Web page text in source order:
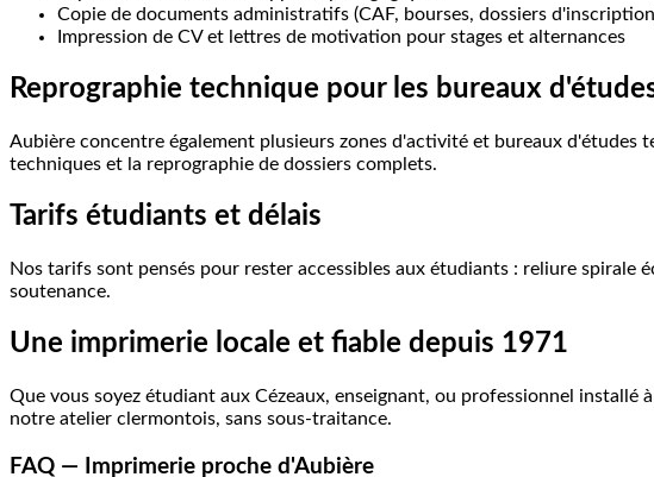
Copie de documents administratifs (CAF, bourses, dossiers
Impression de CV et lettres de motivation pour stages et alternances
Reprographie technique pour les bureaux
Aubière concentre également plusieurs zones d'activité et bureaux d'études
techniques et la reprographie de dossiers complets.
Tarifs étudiants et délais
Nos tarifs sont pensés pour rester accessibles aux étudiants : reliure
soutenance.
Une imprimerie locale et fiable depuis 1971
Que vous soyez étudiant aux Cézeaux, enseignant, ou professionnel
notre atelier clermontois, sans sous-traitance.
FAQ — Imprimerie proche d'Aubière